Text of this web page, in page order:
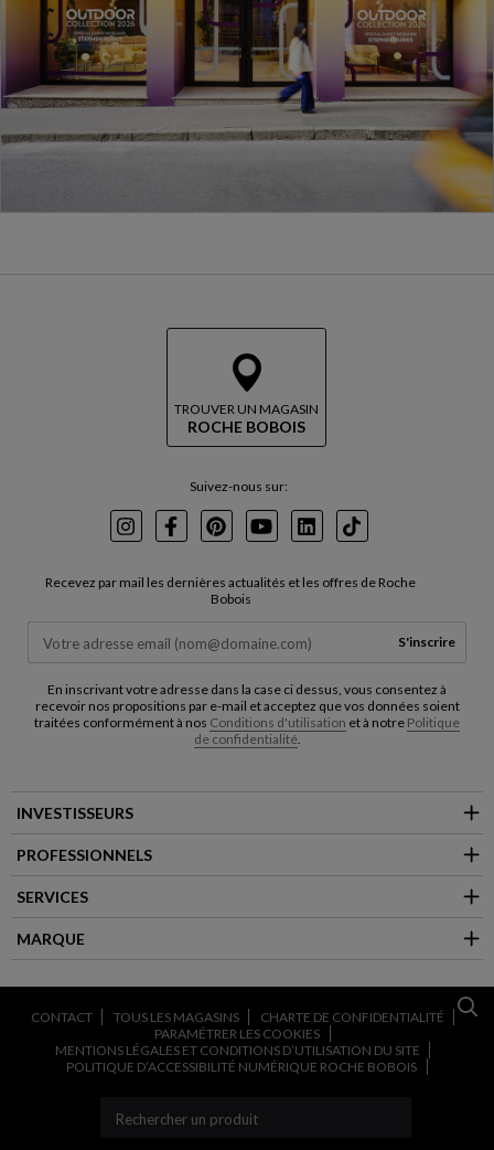
TROUVER UN MAGASIN
ROCHE BOBOIS
Suivez-nous sur:
InstagramFacebookPinterest
YoutubeLinkedInTikTok
Recevez par mail les dernières actualités et les offres de Roche
Bobois
S'inscrire
En inscrivant votre adresse dans la case ci dessus, vous consentez à
recevoir nos propositions par e-mail et acceptez que vos données soient
traitées conformément à nos Conditions d'utilisation et à notre Politique
de confidentialité.
INVESTISSEURS
PROFESSIONNELS
SERVICES
MARQUE
CONTACT TOUS LES MAGASINS
CHARTE DE CONFIDENTIALITÉ
PARAMÉTRER LES COOKIES
MENTIONS LÉGALES ET CONDITIONS D’UTILISATION DU SITE
POLITIQUE D’ACCESSIBILITÉ NUMÉRIQUE ROCHE BOBOIS